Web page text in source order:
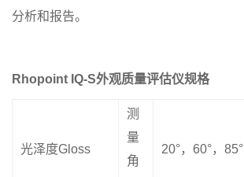
分析和报告。
Rhopoint IQ-S外观质量评估仪规格
光泽度Gloss
测
量
角
20°，60°，85°